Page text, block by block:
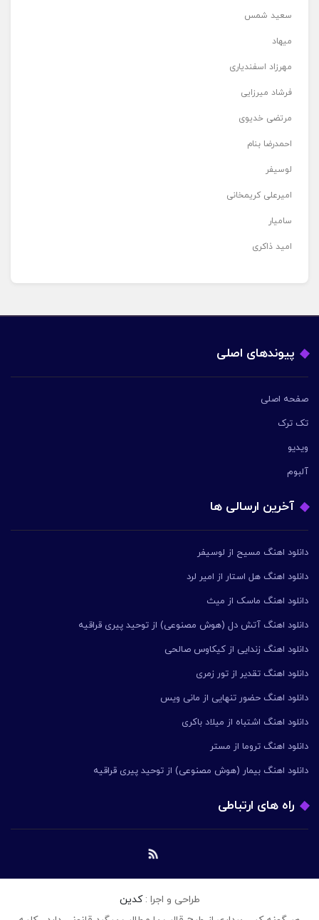
سعید شمس
میهاد
مهرزاد اسفندیاری
فرشاد میرزایی
مرتضی خدیوی
احمدرضا بنام
لوسیفر
امیرعلی کریمخانی
سامیار
امید ذاکری
پیوندهای اصلی
صفحه اصلی
تک ترک
ویدیو
آلبوم
آخرین ارسالی ها
دانلود اهنگ مسیح از لوسیفر
دانلود اهنگ هل استار از امیر لرد
دانلود اهنگ ماسک از میث
دانلود اهنگ آتش دل (هوش مصنوعی) از توحید پیری قراقیه
دانلود اهنگ زندایی از کیکاوس صالحی
دانلود اهنگ تقدیر از تور زمری
دانلود اهنگ حضور تنهایی از مانی ویس
دانلود اهنگ اشتباه از میلاد باکری
دانلود اهنگ تروما از مستر
دانلود اهنگ بیمار (هوش مصنوعی) از توحید پیری قراقیه
راه های ارتباطی
طراحی و اجرا :کدین